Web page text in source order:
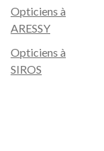
Opticiens à
ARESSY
Opticiens à
SIROS